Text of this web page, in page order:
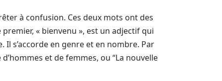
à confusion. Ces deux mots ont des
« bienvenu », est un adjectif qui
s’accorde en genre et en nombre. Par
et de femmes, ou “La nouvelle